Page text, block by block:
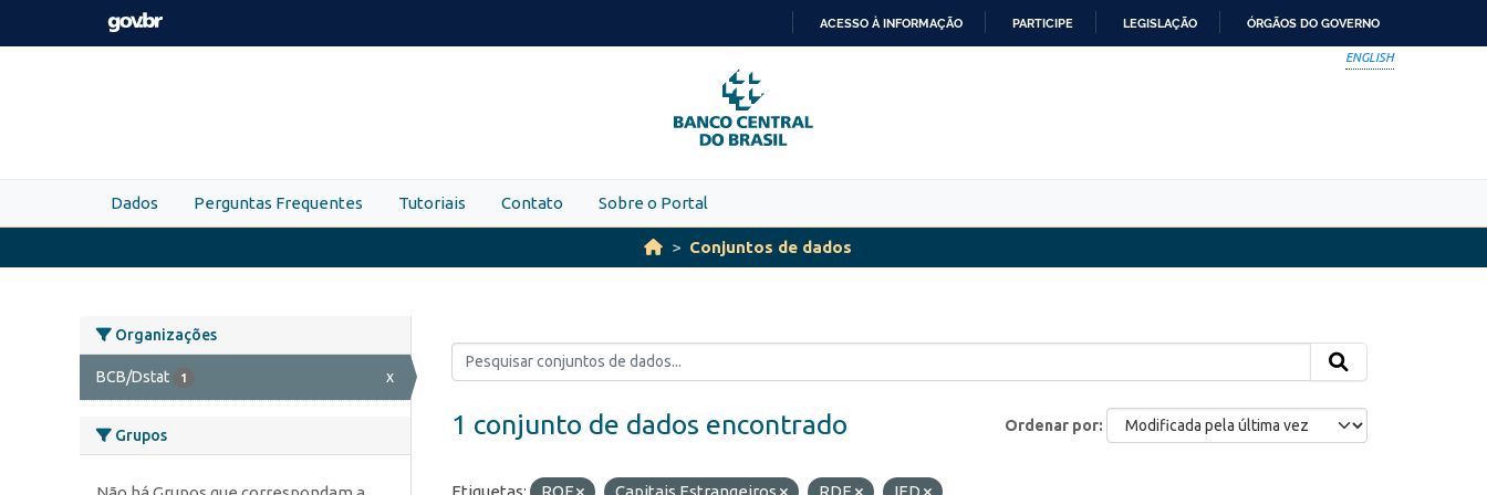
Skip to main content
PARA
O
CONTEÚDO
ACESSO À INFORMAÇÃO PARTICIPE LEGISLAÇÃO ÓRGÃOS DO GOVERNO
ENGLISH
Dados Perguntas Frequentes Tutoriais Contato Sobre o Portal
Conjuntos de dados
Organizações
BCB/Dstat 1 x
Grupos
Ordenar por
1 conjunto de dados encontrado
Etiquetas: ROF Capitais Estrangeiros RDE IED